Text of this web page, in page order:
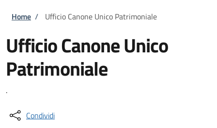
Briciole di pane
Home / Ufficio Canone Unico Patrimoniale
Ufficio Canone Unico
Patrimoniale
.
Condividi